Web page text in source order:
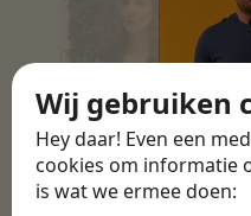
Wij gebruiken
Hey daar! Even een
cookies om informatie
is wat we ermee doen: